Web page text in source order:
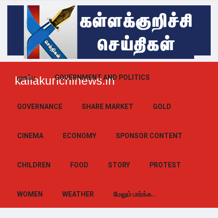
kallakurichinews.in
முகப்பு GOVERNMENT AND POLITICS
GOVERNANCE SHARE MARKET GOLD
CINEMA ECONOMY SPONSOR CONTENT
CHILDREN FOOD STORY PROTEST
WOMEN WEATHER மேலும் பார்க்க..